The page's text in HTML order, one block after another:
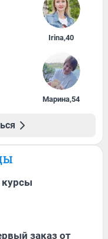
Irina,40
Марина,54
курсы
заказ от